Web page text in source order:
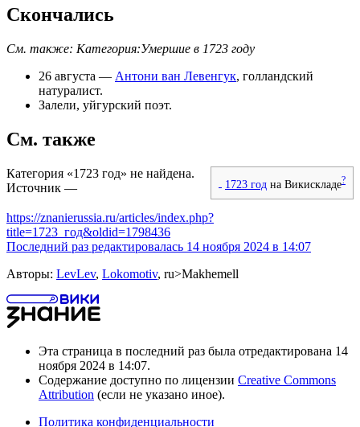
Скончались
См. также: Категория:Умершие в 1723 году
26 августа — Антони ван Левенгук, голландский
натуралист.
Залели, уйгурский поэт.
См. также
1723 год на Викискладе?
Категория «1723 год» не найдена.
Источник —
https://znanierussia.ru/articles/index.php?
title=1723_год&oldid=1798436
Последний раз редактировалась 14 ноября 2024 в 14:07
Авторы: LevLev, Lokomotiv, ru>Makhemell
Эта страница в последний раз была отредактирована 14
ноября 2024 в 14:07.
Содержание доступно по лицензии Creative Commons
Attribution (если не указано иное).
Политика конфиденциальности